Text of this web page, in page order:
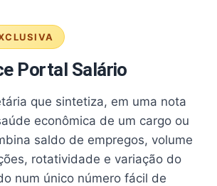
Portal Salário
que sintetiza, em uma nota
econômica de um cargo ou
saldo de empregos, volume
rotatividade e variação do
num único número fácil de